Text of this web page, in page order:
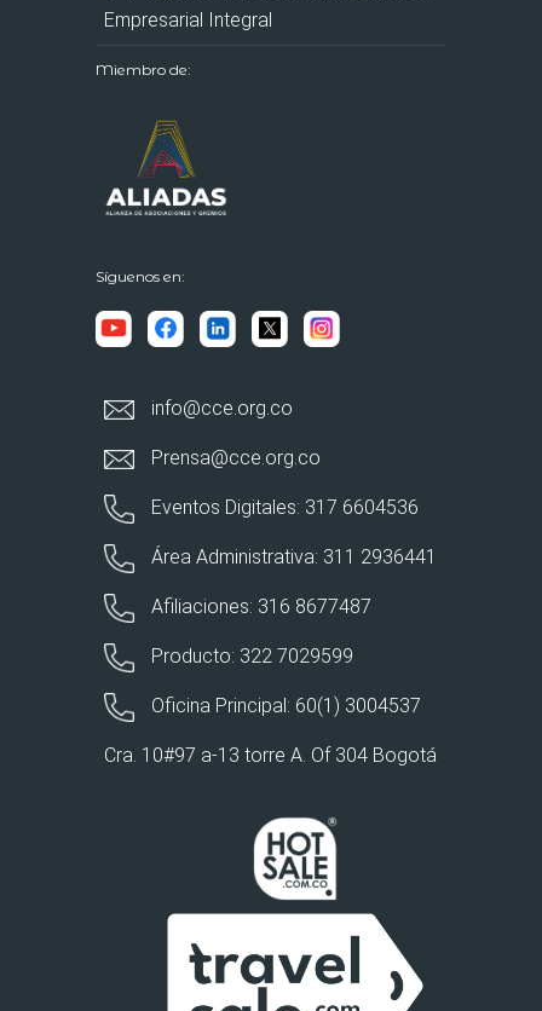
Empresarial Integral
Miembro de:
Síguenos en:
info@cce.org.co
Prensa@cce.org.co
Eventos Digitales: 317 6604536
Área Administrativa: 311 2936441
Afiliaciones: 316 8677487
Producto: 322 7029599
Oficina Principal: 60(1) 3004537
Cra. 10#97 a-13 torre A. Of 304 Bogotá